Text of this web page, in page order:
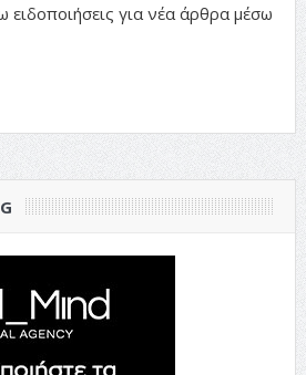
για νέα άρθρα μέσω